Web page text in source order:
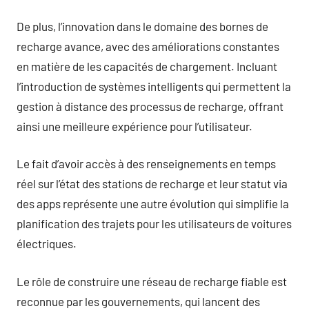
De plus, l’innovation dans le domaine des bornes de
recharge avance, avec des améliorations constantes
en matière de les capacités de chargement. Incluant
l’introduction de systèmes intelligents qui permettent la
gestion à distance des processus de recharge, offrant
ainsi une meilleure expérience pour l’utilisateur.
Le fait d’avoir accès à des renseignements en temps
réel sur l’état des stations de recharge et leur statut via
des apps représente une autre évolution qui simplifie la
planification des trajets pour les utilisateurs de voitures
électriques.
Le rôle de construire une réseau de recharge fiable est
reconnue par les gouvernements, qui lancent des